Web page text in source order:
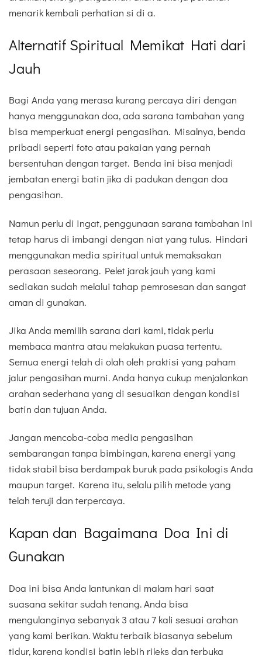
menarik kembali perhatian si di a.
Alternatif Spiritual Memikat Hati dari
Jauh
Bagi Anda yang merasa kurang percaya diri dengan
hanya menggunakan doa, ada sarana tambahan yang
bisa memperkuat energi pengasihan. Misalnya, benda
pribadi seperti foto atau pakaian yang pernah
bersentuhan dengan target. Benda ini bisa menjadi
jembatan energi batin jika di padukan dengan doa
pengasihan.
Namun perlu di ingat, penggunaan sarana tambahan ini
tetap harus di imbangi dengan niat yang tulus. Hindari
menggunakan media spiritual untuk memaksakan
perasaan seseorang. Pelet jarak jauh yang kami
sediakan sudah melalui tahap pemrosesan dan sangat
aman di gunakan.
Jika Anda memilih sarana dari kami, tidak perlu
membaca mantra atau melakukan puasa tertentu.
Semua energi telah di olah oleh praktisi yang paham
jalur pengasihan murni. Anda hanya cukup menjalankan
arahan sederhana yang di sesuaikan dengan kondisi
batin dan tujuan Anda.
Jangan mencoba-coba media pengasihan
sembarangan tanpa bimbingan, karena energi yang
tidak stabil bisa berdampak buruk pada psikologis Anda
maupun target. Karena itu, selalu pilih metode yang
telah teruji dan terpercaya.
Kapan dan Bagaimana Doa Ini di
Gunakan
Doa ini bisa Anda lantunkan di malam hari saat
suasana sekitar sudah tenang. Anda bisa
mengulanginya sebanyak 3 atau 7 kali sesuai arahan
yang kami berikan. Waktu terbaik biasanya sebelum
tidur, karena kondisi batin lebih rileks dan terbuka